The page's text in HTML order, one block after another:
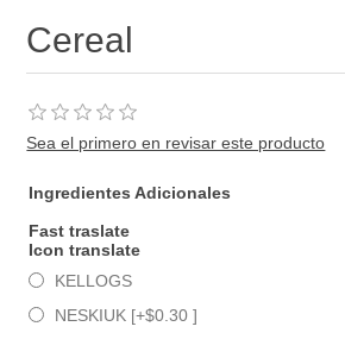
Cereal
Sea el primero en revisar este producto
Ingredientes Adicionales
Fast traslate
Icon translate
KELLOGS
NESKIUK [+$0.30 ]